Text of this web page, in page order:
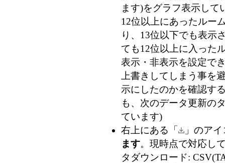
ます)をグラフ表示して
12位以上にあったルー
り、13位以下でも表示
ても12位以上に入った
表示・非表示を設定で
上書きしてしまう事を
示にしたのかを確認す
も、次のデータ更新の
ています)
右上にある「
」のアイ
ます。現時点で対応し
タダウンロード: